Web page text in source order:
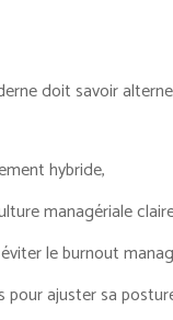
doit savoir
hybride,
managériale
le burnout
pour ajuster sa